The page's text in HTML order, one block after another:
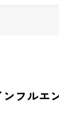
フルエ